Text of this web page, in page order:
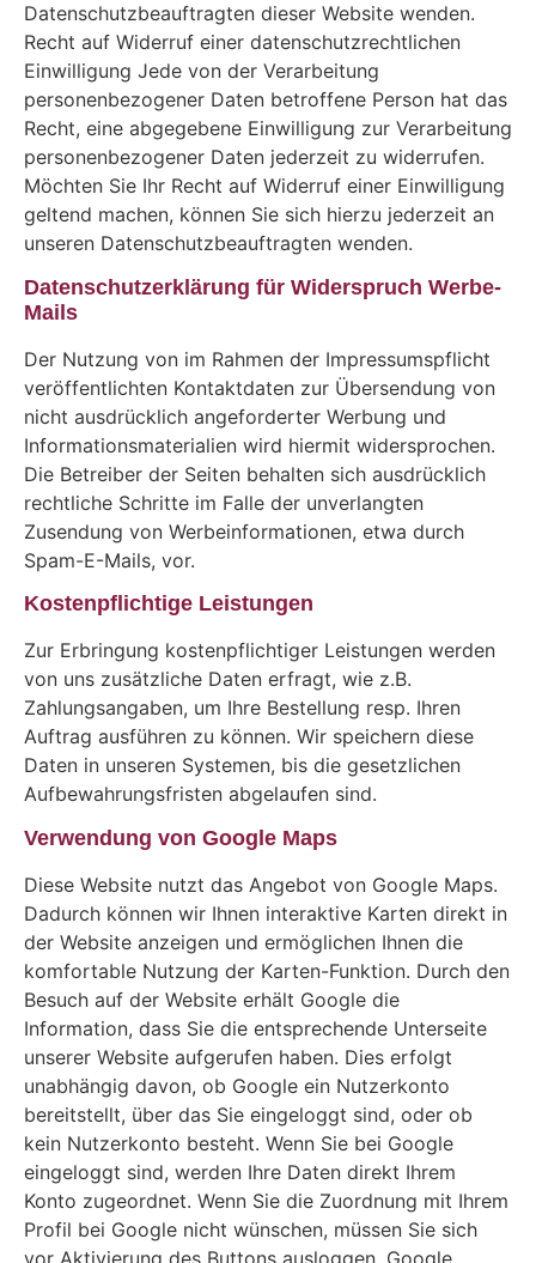
Datenschutzbeauftragten dieser Website wenden.
Recht auf Widerruf einer datenschutzrechtlichen
Einwilligung Jede von der Verarbeitung
personenbezogener Daten betroffene Person hat das
Recht, eine abgegebene Einwilligung zur Verarbeitung
personenbezogener Daten jederzeit zu widerrufen.
Möchten Sie Ihr Recht auf Widerruf einer Einwilligung
geltend machen, können Sie sich hierzu jederzeit an
unseren Datenschutzbeauftragten wenden.
Datenschutzerklärung für Widerspruch Werbe-
Mails
Der Nutzung von im Rahmen der Impressumspflicht
veröffentlichten Kontaktdaten zur Übersendung von
nicht ausdrücklich angeforderter Werbung und
Informationsmaterialien wird hiermit widersprochen.
Die Betreiber der Seiten behalten sich ausdrücklich
rechtliche Schritte im Falle der unverlangten
Zusendung von Werbeinformationen, etwa durch
Spam-E-Mails, vor.
Kostenpflichtige Leistungen
Zur Erbringung kostenpflichtiger Leistungen werden
von uns zusätzliche Daten erfragt, wie z.B.
Zahlungsangaben, um Ihre Bestellung resp. Ihren
Auftrag ausführen zu können. Wir speichern diese
Daten in unseren Systemen, bis die gesetzlichen
Aufbewahrungsfristen abgelaufen sind.
Verwendung von Google Maps
Diese Website nutzt das Angebot von Google Maps.
Dadurch können wir Ihnen interaktive Karten direkt in
der Website anzeigen und ermöglichen Ihnen die
komfortable Nutzung der Karten-Funktion. Durch den
Besuch auf der Website erhält Google die
Information, dass Sie die entsprechende Unterseite
unserer Website aufgerufen haben. Dies erfolgt
unabhängig davon, ob Google ein Nutzerkonto
bereitstellt, über das Sie eingeloggt sind, oder ob
kein Nutzerkonto besteht. Wenn Sie bei Google
eingeloggt sind, werden Ihre Daten direkt Ihrem
Konto zugeordnet. Wenn Sie die Zuordnung mit Ihrem
Profil bei Google nicht wünschen, müssen Sie sich
vor Aktivierung des Buttons ausloggen. Google